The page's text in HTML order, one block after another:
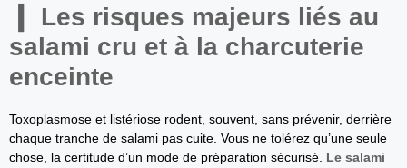
Les risques majeurs liés au
salami cru et à la charcuterie
enceinte
Toxoplasmose et listériose rodent, souvent, sans prévenir, derrière
chaque tranche de salami pas cuite. Vous ne tolérez qu’une seule
chose, la certitude d’un mode de préparation sécurisé. Le salami